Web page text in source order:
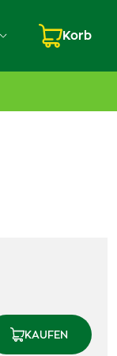
Korb
KAUFEN